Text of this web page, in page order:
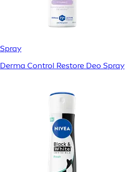
Spray
Derma Control Restore Deo Spray